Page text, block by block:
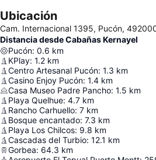
Ubicación
Cam. Internacional 1395, Pucón,
Distancia desde Cabañas Kernayel
Pucón: 0.6 km
KPlay: 1.2 km
Centro Artesanal Pucón: 1.3 km
Casino Enjoy Pucón: 1.4 km
Casa Museo Padre Pancho: 1.5 km
Playa Quelhue: 4.7 km
Rancho Carhuello: 7 km
Bosque encantado: 7.3 km
Playa Los Chilcos: 9.8 km
Cascadas del Turbio: 12.1 km
Gorbea: 64.3 km